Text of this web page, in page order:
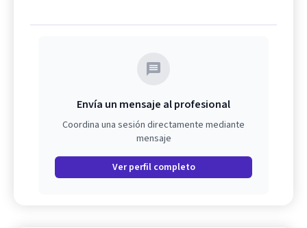
Envía un mensaje al profesional
Coordina una sesión directamente mediante
mensaje
Ver perfil completo